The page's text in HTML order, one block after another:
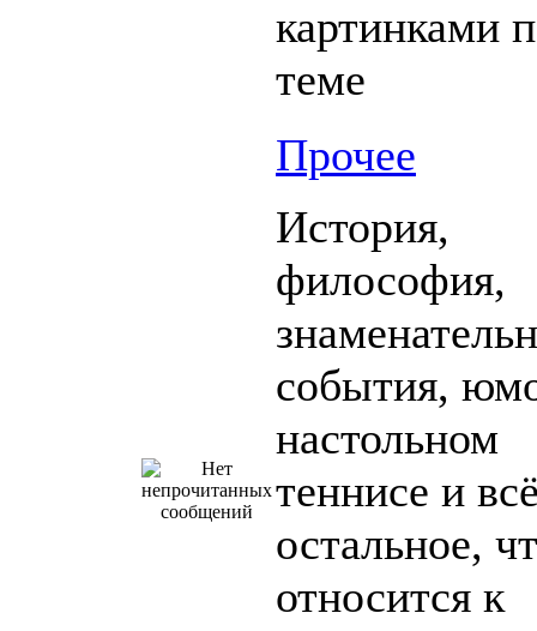
картинками
теме
Прочее
История,
философия,
события,
настольном
теннисе и
остальное,
относится к